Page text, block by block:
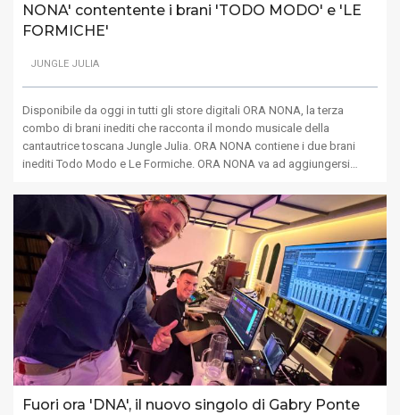
NONA' contentente i brani 'TODO MODO' e 'LE
FORMICHE'
JUNGLE JULIA
Disponibile da oggi in tutti gli store digitali ORA NONA, la terza
combo di brani inediti che racconta il mondo musicale della
cantautrice toscana Jungle Julia. ORA NONA contiene i due brani
inediti Todo Modo e Le Formiche. ORA NONA va ad aggiungersi…
Fuori ora 'DNA', il nuovo singolo di Gabry Ponte